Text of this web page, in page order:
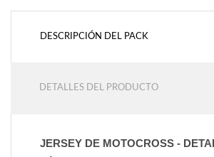
DESCRIPCIÓN DEL PACK
DETALLES DEL PRODUCTO
JERSEY DE MOTOCROSS -